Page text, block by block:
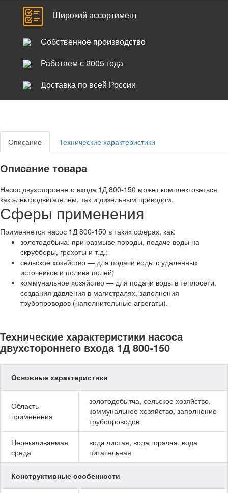
Широкий ассортимент
Собственное производство
Работаем с 2005 года
Доставка по всей России
Описание Технические характеристики
Описание товара
Насос двухстороннего входа 1Д 800-150 может комплектоваться
как электродвигателем, так и дизельным приводом.
Сферы применения
Применяется насос 1Д 800-150 в таких сферах, как:
золотодобыча: при размыве породы, подаче воды на
скрубберы, грохоты и т.д.;
сельское хозяйство — для подачи воды с удаленных
источников и полива полей;
коммунальное хозяйство — для подачи воды в теплосети,
создания давления в магистралях, заполнения
трубопроводов (наполнительные агрегаты).
Технические характеристики насоса
двухстороннего входа 1Д 800-150
Основные характеристики
Область
применения
золотодобытча, сельское хозяйство,
коммунальное хозяйство, заполнение
трубопроводов
Перекачиваемая
среда
вода чистая, вода горячая, вода
питательная
Конструктивные особенности